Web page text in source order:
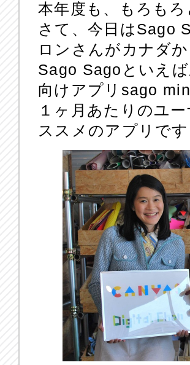
本年度も、もろも
さて、今日はSago
ロンさんがカナダ
Sago Sagoといえ
向けアプリsago
１ヶ月あたりのユ
ススメのアプリです